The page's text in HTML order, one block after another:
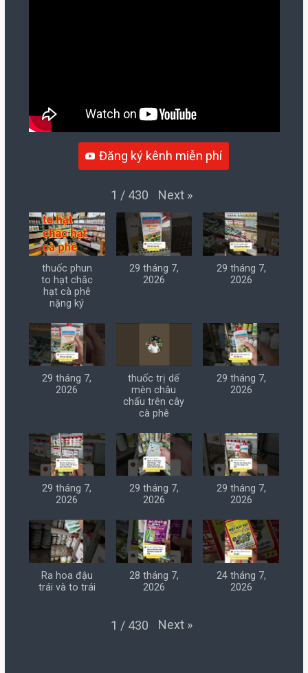
Đăng ký kênh miễn phí
1 / 430 Next »
thuốc phun
to hạt chắc
hạt cà phê
nặng ký
29 tháng 7,
2026
29 tháng 7,
2026
29 tháng 7,
2026
thuốc trị dế
mèn châu
chấu trên cây
cà phê
29 tháng 7,
2026
29 tháng 7,
2026
29 tháng 7,
2026
29 tháng 7,
2026
Ra hoa đậu
trái và to trái
28 tháng 7,
2026
24 tháng 7,
2026
1 / 430 Next »